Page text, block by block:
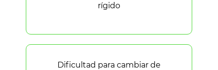
rígido
Dificultad para cambiar de